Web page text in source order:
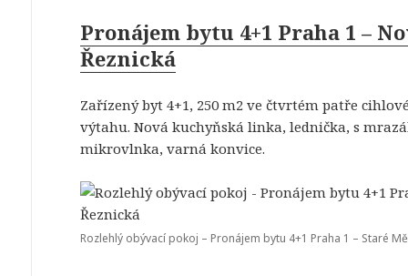
Pronájem bytu 4+1 Praha 1 –
Řeznická
Zařízený byt 4+1, 250 m2 ve čtvrtém patře
výtahu. Nová kuchyňská linka, lednička, s
mikrovlnka, varná konvice.
Rozlehlý obývací pokoj – Pronájem bytu 4+1 Praha 1 – Staré